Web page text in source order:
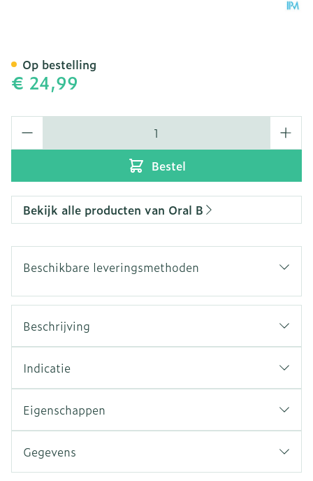
€ 24,99
Bestel
Op bestelling
Bekijk alle producten van Oral B
Beschikbare leveringsmethoden
Beschrijving
Indicatie
Eigenschappen
Gegevens